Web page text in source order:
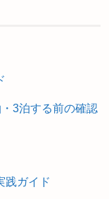
3泊する前の確認
践ガイド